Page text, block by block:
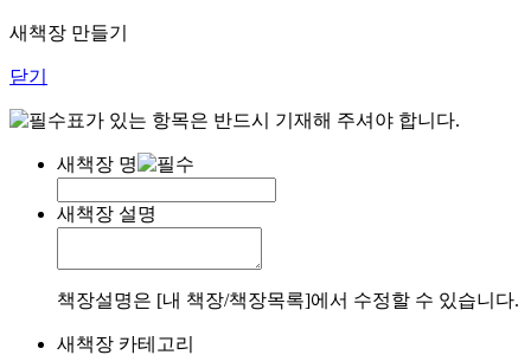
새책장 만들기
닫기
표가 있는 항목은 반드시 기재해 주셔야 합니다.
새책장 명
새책장 설명
책장설명은 [내 책장/책장목록]에서 수정할 수 있습니다.
새책장 카테고리